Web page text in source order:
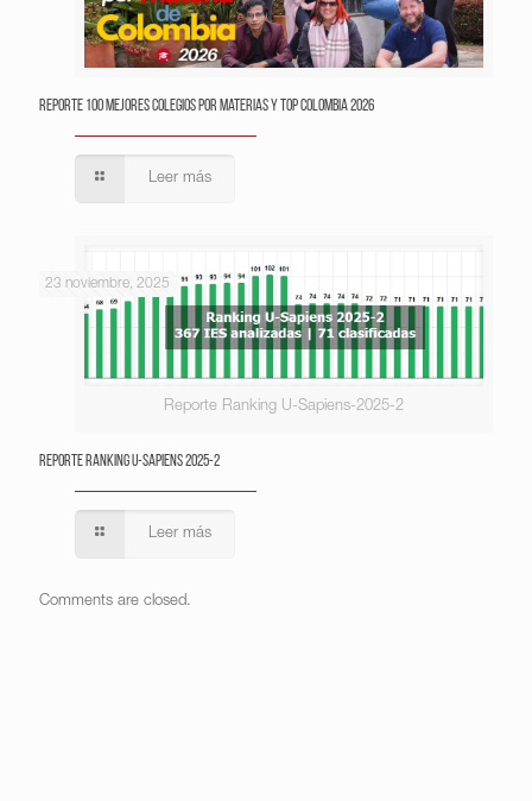
Reporte 100 Mejores Colegios por Materias y Top Colombia 2026
Leer más
Reporte Ranking U-Sapiens-2025-2
23 noviembre, 2025
Reporte Ranking U-Sapiens 2025-2
Leer más
Comments are closed.